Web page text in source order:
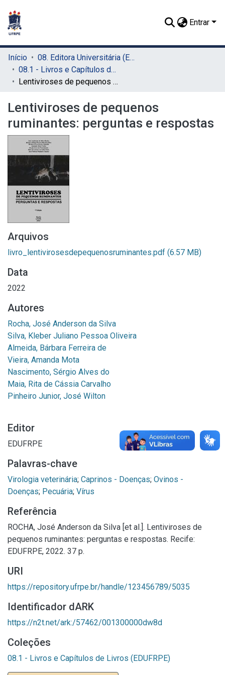
Entrar
Início
08. Editora Universitária (EDUFRPE)
08.1 - Livros e Capítulos de Livros (EDUFRPE)
Lentiviroses de pequenos ruminantes: perguntas e respostas
Lentiviroses de pequenos
ruminantes: perguntas e respostas
Arquivos
livro_lentivirosesdepequenosruminantes.pdf (6.57 MB)
Data
2022
Autores
Rocha, José Anderson da Silva
Silva, Kleber Juliano Pessoa Oliveira
Almeida, Bárbara Ferreira de
Vieira, Amanda Mota
Nascimento, Sérgio Alves do
Maia, Rita de Cássia Carvalho
Pinheiro Junior, José Wilton
Editor
EDUFRPE
Palavras-chave
Virologia veterinária; Caprinos - Doenças; Ovinos -
Doenças; Pecuária; Vírus
Referência
ROCHA, José Anderson da Silva [et al.]. Lentiviroses de
pequenos ruminantes: perguntas e respostas. Recife:
EDUFRPE, 2022. 37 p.
URI
https://repository.ufrpe.br/handle/123456789/5035
Identificador dARK
https://n2t.net/ark:/57462/001300000dw8d
Coleções
08.1 - Livros e Capítulos de Livros (EDUFRPE)